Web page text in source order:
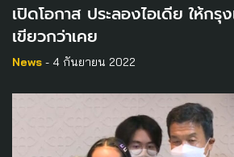
เปิดโอกาส ประลองไอเดีย ให้กรุ
เขียวกว่าเคย
News - 4 กันยายน 2022